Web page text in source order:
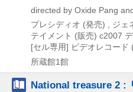
directed by Oxide Pang
プレシディオ (発売) , ジェ
テイメント (販売) c2007
[セル専用] ビデオレコード
所蔵館1館
National treasure 2 :